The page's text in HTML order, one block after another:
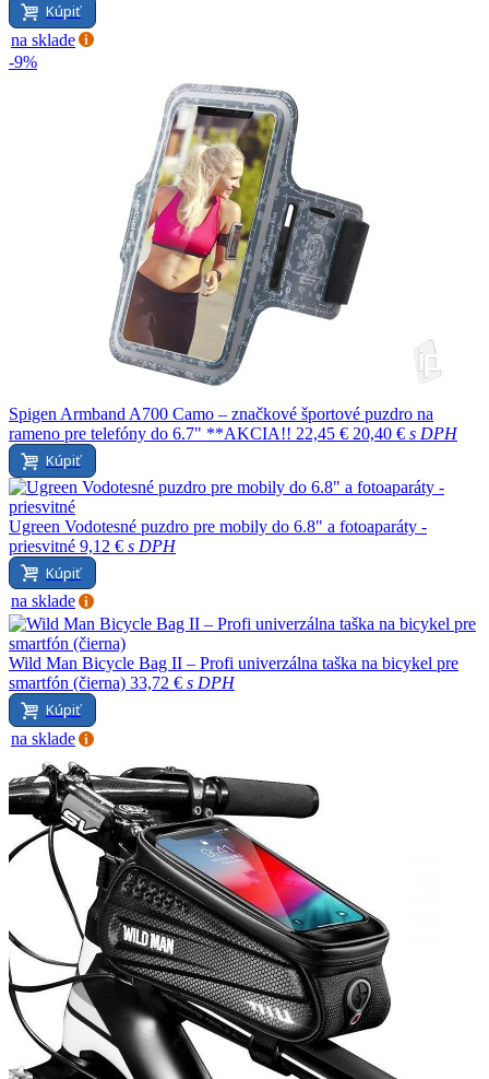
Kúpiť
na sklade
-9%
Spigen Armband A700 Camo – značkové športové puzdro na
rameno pre telefóny do 6.7" **AKCIA!! 22,45 € 20,40 € s DPH
Kúpiť
Ugreen Vodotesné puzdro pre mobily do 6.8" a fotoaparáty -
priesvitné 9,12 € s DPH
Kúpiť
na sklade
Wild Man Bicycle Bag II – Profi univerzálna taška na bicykel pre
smartfón (čierna) 33,72 € s DPH
Kúpiť
na sklade